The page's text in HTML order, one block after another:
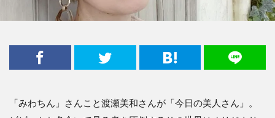
「みわちん」さんこと渡瀬美和さんが「今日の美人さん」。